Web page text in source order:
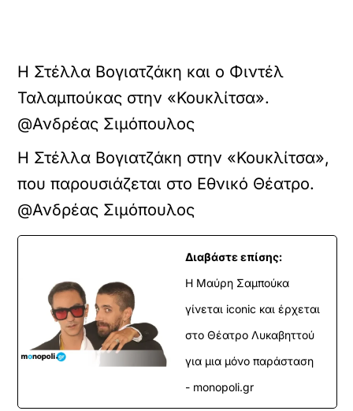
Η Στέλλα Βογιατζάκη και ο Φιντέλ
Ταλαμπούκας στην «Κουκλίτσα».
@Ανδρέας Σιμόπουλος
Η Στέλλα Βογιατζάκη στην «Κουκλίτσα»,
που παρουσιάζεται στο Εθνικό Θέατρο.
@Ανδρέας Σιμόπουλος
Διαβάστε επίσης:
Η Μαύρη Σαμπούκα
γίνεται iconic και έρχεται
στο Θέατρο Λυκαβηττού
για μια μόνο παράσταση
- monopoli.gr